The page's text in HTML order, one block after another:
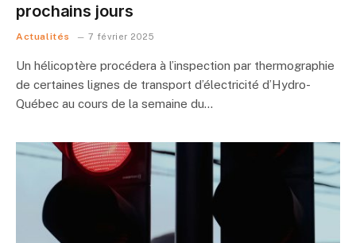
prochains jours
Actualités 7 février 2025
Un hélicoptère procédera à l’inspection par thermographie
de certaines lignes de transport d’électricité d’Hydro-
Québec au cours de la semaine du…